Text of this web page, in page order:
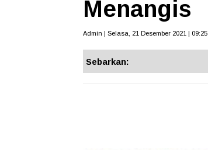
Menangis
Admin | Selasa, 21 Desember 2021 | 09:25
Sebarkan: